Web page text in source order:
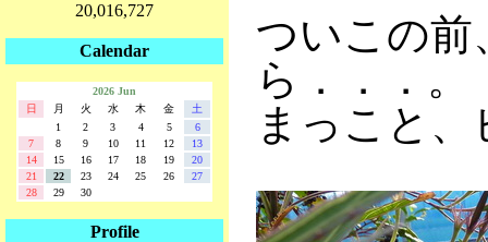
20,016,727
Calendar
2026 Jun
日
月 火 水 木 金
土
1
2 3 4 5
6
7
8 9 10 11 12
13
14
15 16 17 18 19
20
21
22 23 24 25 26
27
28
29 30
Profile
ついこの前
ら．．．。
まっこと